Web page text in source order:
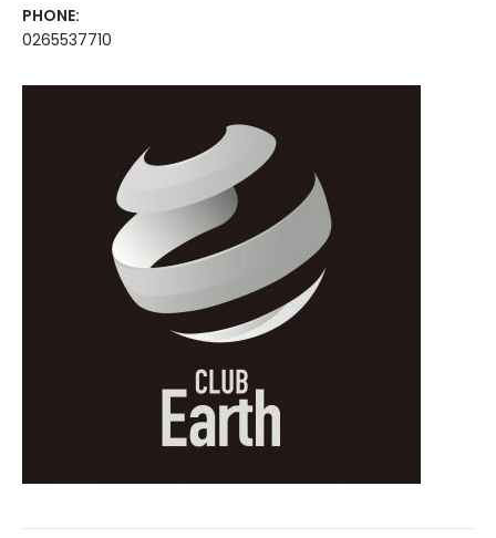
PHONE:
0265537710